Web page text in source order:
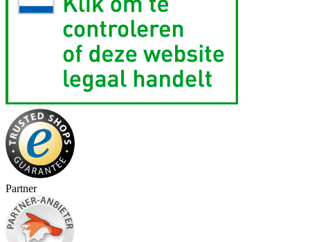
Partner